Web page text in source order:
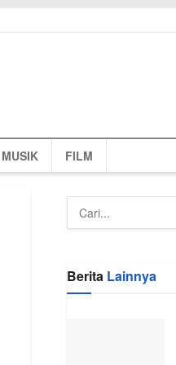
MUSIK FILM
Berita Lainnya